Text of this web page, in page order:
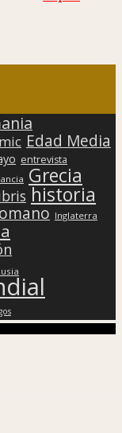
Edad Media
entrevista
Grecia
historia
Inglaterra